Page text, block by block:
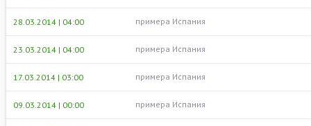
28.03.2014 | 04:00 примера Испания
23.03.2014 | 04:00 примера Испания
17.03.2014 | 03:00 примера Испания
09.03.2014 | 00:00 примера Испания